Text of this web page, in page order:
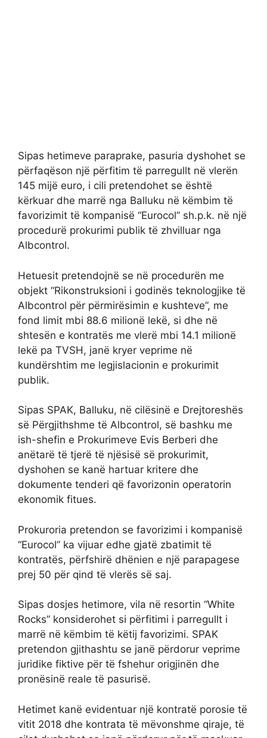
Sipas hetimeve paraprake, pasuria dyshohet se
përfaqëson një përfitim të parregullt në vlerën
145 mijë euro, i cili pretendohet se është
kërkuar dhe marrë nga Balluku në këmbim të
favorizimit të kompanisë “Eurocol” sh.p.k. në një
procedurë prokurimi publik të zhvilluar nga
Albcontrol.
Hetuesit pretendojnë se në procedurën me
objekt “Rikonstruksioni i godinës teknologjike të
Albcontrol për përmirësimin e kushteve”, me
fond limit mbi 88.6 milionë lekë, si dhe në
shtesën e kontratës me vlerë mbi 14.1 milionë
lekë pa TVSH, janë kryer veprime në
kundërshtim me legjislacionin e prokurimit
publik.
Sipas SPAK, Balluku, në cilësinë e Drejtoreshës
së Përgjithshme të Albcontrol, së bashku me
ish-shefin e Prokurimeve Evis Berberi dhe
anëtarë të tjerë të njësisë së prokurimit,
dyshohen se kanë hartuar kritere dhe
dokumente tenderi që favorizonin operatorin
ekonomik fitues.
Prokuroria pretendon se favorizimi i kompanisë
“Eurocol” ka vijuar edhe gjatë zbatimit të
kontratës, përfshirë dhënien e një parapagese
prej 50 për qind të vlerës së saj.
Sipas dosjes hetimore, vila në resortin “White
Rocks” konsiderohet si përfitimi i parregullt i
marrë në këmbim të këtij favorizimi. SPAK
pretendon gjithashtu se janë përdorur veprime
juridike fiktive për të fshehur origjinën dhe
pronësinë reale të pasurisë.
Hetimet kanë evidentuar një kontratë porosie të
vitit 2018 dhe kontrata të mëvonshme qiraje, të